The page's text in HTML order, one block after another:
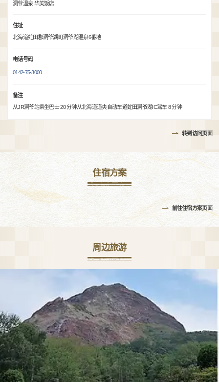
洞爷温泉 华美饭店
住址
北海道虻田郡洞爷湖町洞爷湖温泉6番地
电话号码
0142-75-3000
备注
从JR洞爷站乘坐巴士 20 分钟从北海道道央自动车道虻田洞爷湖IC驾车 8 分钟
转到访问页面
住宿方案
前往住宿方案页面
周边旅游